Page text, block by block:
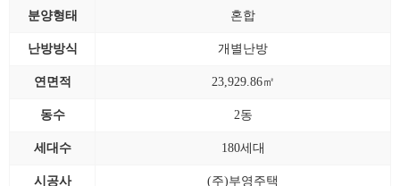
분양형태 혼합
난방방식 개별난방
연면적 23,929.86㎡
동수 2동
세대수 180세대
시공사 (주)부영주택